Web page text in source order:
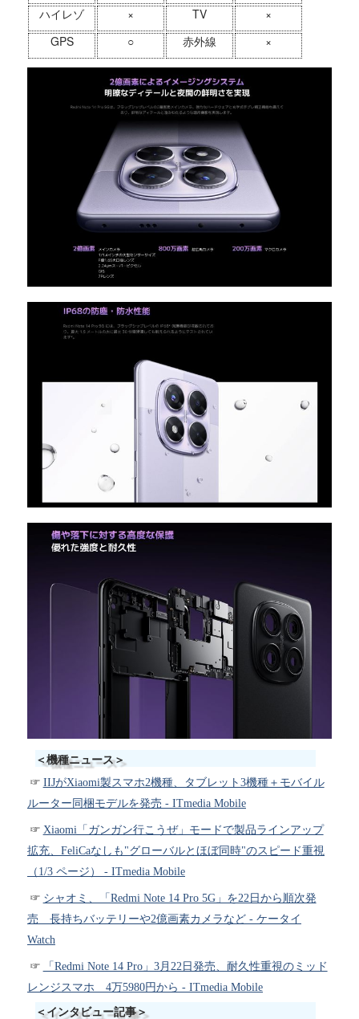
ハイレゾ × TV
×
GPS
○ 赤外線 ×
＜機種ニュース＞
IIJがXiaomi製スマホ2機種、タブレット3機種＋モバイル
ルーター同梱モデルを発売 - ITmedia Mobile
Xiaomi「ガンガン行こうぜ」モードで製品ラインアップ
拡充、FeliCaなしも"グローバルとほぼ同時"のスピード重視
（1/3 ページ） - ITmedia Mobile
シャオミ、「Redmi Note 14 Pro 5G」を22日から順次発
売 長持ちバッテリーや2億画素カメラなど - ケータイ
Watch
「Redmi Note 14 Pro」3月22日発売、耐久性重視のミッド
レンジスマホ 4万5980円から - ITmedia Mobile
＜インタビュー記事＞